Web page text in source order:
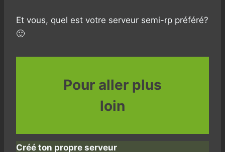
Et vous, quel est votre serveur semi-rp préféré?
🙂
Pour aller plus
loin
Créé ton propre serveur